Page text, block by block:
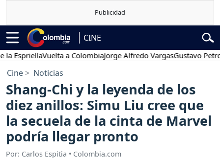
CINE
Vuelta a ColombiaJorge Alfredo VargasGustavo Petro
Cine Noticias
Shang-Chi y la leyenda de los
diez anillos: Simu Liu cree que
la secuela de la cinta de Marvel
podría llegar pronto
Por: Carlos Espitia • Colombia.com